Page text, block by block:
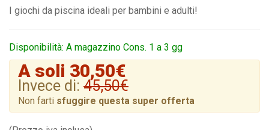
I giochi da piscina ideali per bambini e adulti!
Disponibilità: A magazzino Cons. 1 a 3 gg
A soli 30,50€
Invece di: 45,50€
Non farti sfuggire questa super offerta